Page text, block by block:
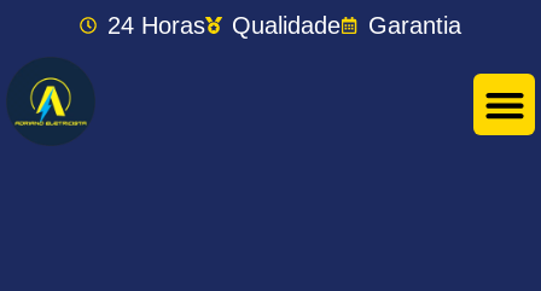
24 Horas Qualidade Garantia